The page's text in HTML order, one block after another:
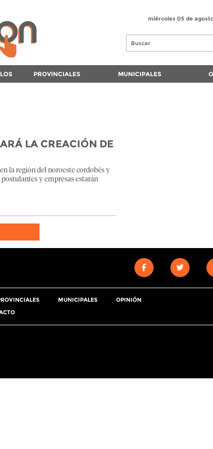
miércoles 05 de
PROVINCIALES MUNICIPALES
LA CREACIÓN DE
la región del noroeste cordobés y
y empresas estarán
MUNICIPALES
OPINIÓN